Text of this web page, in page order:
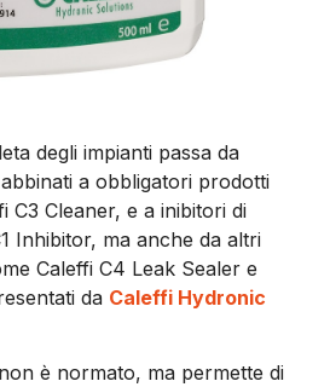
degli impianti passa da
a obbligatori prodotti
C3 Cleaner, e a inibitori di
Inhibitor, ma anche da altri
Caleffi C4 Leak Sealer e
da Caleffi Hydronic
è normato, ma permette di